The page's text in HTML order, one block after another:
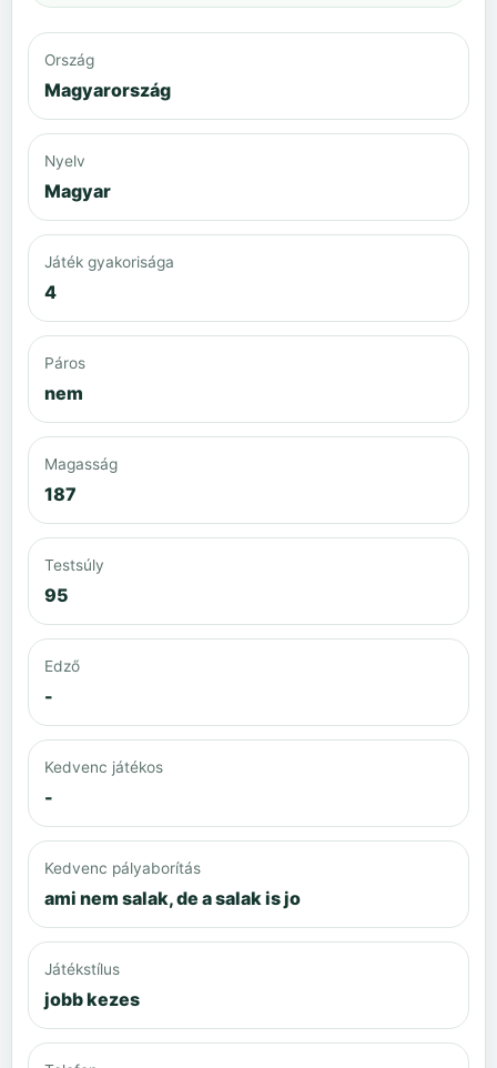
Ország
Magyarország
Nyelv
Magyar
Játék gyakorisága
4
Páros
nem
Magasság
187
Testsúly
95
Edző
-
Kedvenc játékos
-
Kedvenc pályaborítás
ami nem salak, de a salak is jo
Játékstílus
jobb kezes